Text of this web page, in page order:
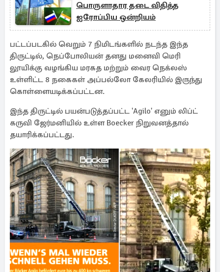
பொருளாதார தடை விதித்த
ஐரோப்பிய ஒன்றியம்
பட்டப்படகில் வெறும் 7 நிமிடங்களில் நடந்த இந்த
திருட்டில், நெப்போலியன் தனது மனைவி மெரி
லூயிக்கு வழங்கிய மரகத மற்றும் வைர நெக்லஸ்
உள்ளிட்ட 8 நகைகள் அப்பல்லோ கேலரியில் இருந்து
கொள்ளையடிக்கப்பட்டன.
இந்த திருட்டில் பயன்படுத்தப்பட்ட 'Agilo' எனும் லிப்ட்
கருவி ஜேர்மனியில் உள்ள Boecker நிறுவனத்தால்
தயாரிக்கப்பட்டது.